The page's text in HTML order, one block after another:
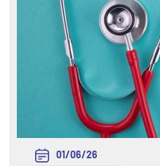
01/06/26